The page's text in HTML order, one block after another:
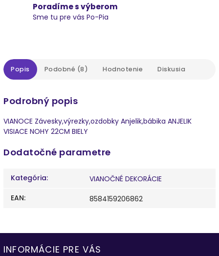
Poradíme s výberom
Sme tu pre vás Po-Pia
Popis Podobné (8) Hodnotenie Diskusia
Podrobný popis
VIANOCE Závesky,výrezky,ozdobky Anjelik,bábika ANJELIK
VISIACE NOHY 22CM BIELY
Dodatočné parametre
Kategória:
VIANOČNÉ DEKORÁCIE
EAN: 8584159206862
INFORMÁCIE PRE VÁS